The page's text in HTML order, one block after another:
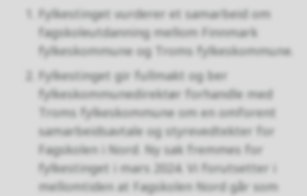
Fylkestinget vurderer et samarbeid om
fagskoleutdanning mellom Finnmark
fylkeskommune og Troms fylkeskommune.
Fylkestinget gir fullmakt og ber
fylkeskommunedirektør forhandle med
Troms fylkeskommune om en omforent
samarbeidsavtale og styrevedtekter for
Fagskolen i Nord. Ny sak fremmes for
fylkestinget i mars 2024. Vi forutsetter i
mellomtiden at Fagskolen Nord går som